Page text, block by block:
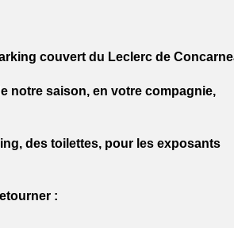
couvert du Leclerc de
notre saison, en votre compagnie,
des toilettes, pour les exposants
: